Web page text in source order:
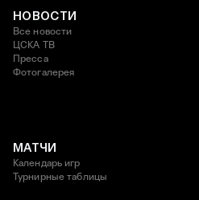
НОВОСТИ
Все новости
ЦСКА ТВ
Пресса
Фотогалерея
МАТЧИ
Календарь игр
Турнирные таблицы